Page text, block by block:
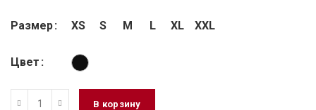
Размер XS S M L XL XXL
Цвет
В корзину